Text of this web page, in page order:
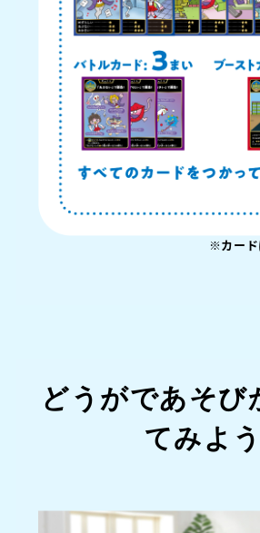
※カード
どうがであそび
てみよう